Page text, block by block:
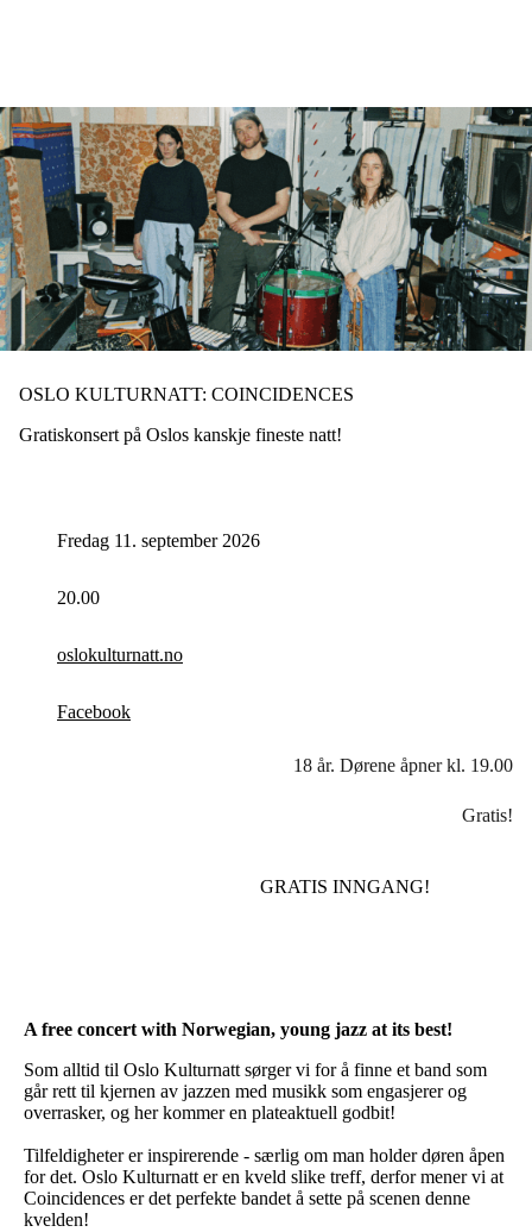
OSLO KULTURNATT: COINCIDENCES
Gratiskonsert på Oslos kanskje fineste natt!
Fredag 11. september 2026
20.00
oslokulturnatt.no
Facebook
18 år. Dørene åpner kl. 19.00
Gratis!
GRATIS INNGANG!
A free concert with Norwegian, young jazz at its best!
Som alltid til Oslo Kulturnatt sørger vi for å finne et band som
går rett til kjernen av jazzen med musikk som engasjerer og
overrasker, og her kommer en plateaktuell godbit!
Tilfeldigheter er inspirerende - særlig om man holder døren åpen
for det. Oslo Kulturnatt er en kveld slike treff, derfor mener vi at
Coincidences er det perfekte bandet å sette på scenen denne
kvelden!